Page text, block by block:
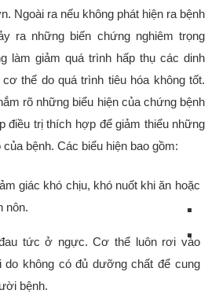
Ngoài ra nếu không phát hiện ra bệnh
ra những biến chứng nghiêm trọng
làm giảm quá trình hấp thụ các dinh
thể do quá trình tiêu hóa không tốt.
rõ những biểu hiện của chứng bệnh
điều trị thích hợp để giảm thiểu những
bệnh. Các biểu hiện bao gồm:
giác khó chịu, khó nuốt khi ăn hoặc
nôn.
tức ở ngực. Cơ thể luôn rơi vào
do không có đủ dưỡng chất để cung
bệnh.